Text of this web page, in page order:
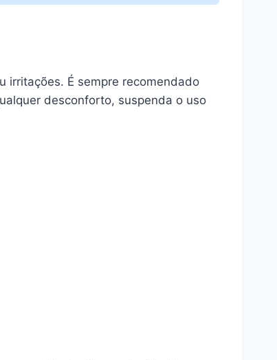
irritações. É sempre recomendado
desconforto, suspenda o uso